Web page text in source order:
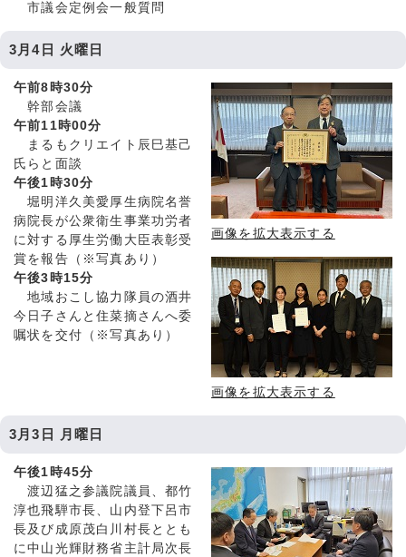
市議会定例会一般質問
3月4日 火曜日
画像を拡大表示する
画像を拡大表示する
午前8時30分
幹部会議
午前11時00分
まるもクリエイト辰巳基己
氏らと面談
午後1時30分
堀明洋久美愛厚生病院名誉
病院長が公衆衛生事業功労者
に対する厚生労働大臣表彰受
賞を報告（※写真あり）
午後3時15分
地域おこし協力隊員の酒井
今日子さんと住菜摘さんへ委
嘱状を交付（※写真あり）
3月3日 月曜日
午後1時45分
渡辺猛之参議院議員、都竹
淳也飛騨市長、山内登下呂市
長及び成原茂白川村長ととも
に中山光輝財務省主計局次長